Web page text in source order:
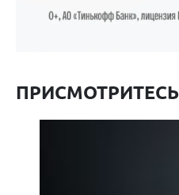
ПРИСМОТРИТЕСЬ